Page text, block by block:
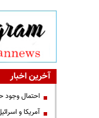
آخرین اخبار
احتمال وجود
آمریکا و